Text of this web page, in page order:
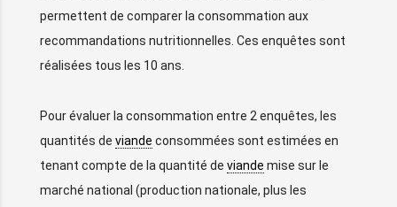
permettent de comparer la consommation aux
recommandations nutritionnelles. Ces enquêtes sont
réalisées tous les 10 ans.
Pour évaluer la consommation entre 2 enquêtes, les
quantités de viande consommées sont estimées en
tenant compte de la quantité de viande mise sur le
marché national (production nationale, plus les